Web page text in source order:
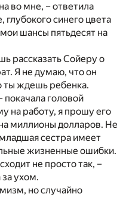
во мне, – ответила
глубокого синего цвета
шансы пятьдесят на
рассказать Сойеру о
Я не думаю, что он
ты ждешь ребенка.
головой
на работу, я прошу его
миллионы долларов. Не
сестра имеет
жизненные ошибки.
не просто так, –
ухом.
но случайно